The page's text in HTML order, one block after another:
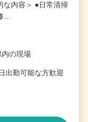
な内容＞ ●日常清掃
…
内の現場
出勤可能な方歓迎